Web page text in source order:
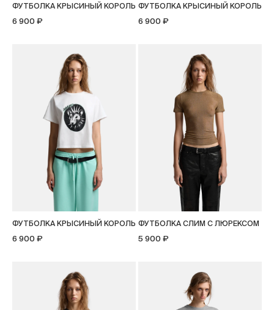
ФУТБОЛКА КРЫСИНЫЙ КОРОЛЬ
6 900 ₽
ФУТБОЛКА КРЫСИНЫЙ КОРОЛЬ
6 900 ₽
ФУТБОЛКА КРЫСИНЫЙ КОРОЛЬ
6 900 ₽
ФУТБОЛКА СЛИМ С ЛЮРЕКСОМ
5 900 ₽